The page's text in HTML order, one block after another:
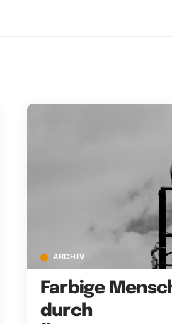
ARCHIV
Farbige
durch